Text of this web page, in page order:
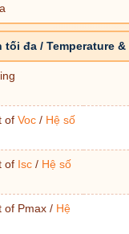
đa / Temperature
ofVoc / Hệ số
of Isc / Hệ số
of Pmax / Hệ